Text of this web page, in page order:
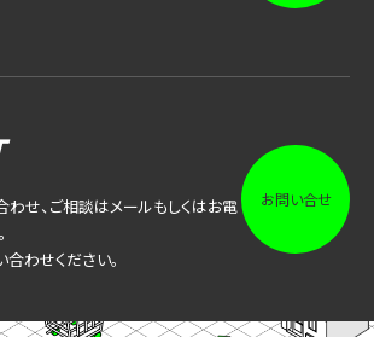
せ、ご相談はメールもしくはお電
わせください。
お問い合せ